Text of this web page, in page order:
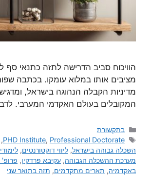
הוויכוח סביב הדרישה לתזה כתנאי סף
מציבים אותו במלוא עומקו. בכתבה
מדיניות הקבלה הנהוגה בישראל,
המקובלים בעולם האקדמי המערבי.
בתקשורת
PHD Institute, Professional Doctorate
,
השכלה גבוהה בישראל, ליווי דוקטורנטים,
מערכת ההשכלה הגבוהה, עקיבא פרדקין, פרופ'
באקדמיה, תארים מתקדמים, תזה בתואר שני